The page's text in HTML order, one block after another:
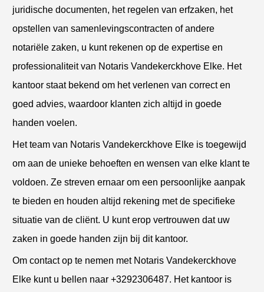
juridische documenten, het regelen van erfzaken, het
opstellen van samenlevingscontracten of andere
notariële zaken, u kunt rekenen op de expertise en
professionaliteit van Notaris Vandekerckhove Elke. Het
kantoor staat bekend om het verlenen van correct en
goed advies, waardoor klanten zich altijd in goede
handen voelen.
Het team van Notaris Vandekerckhove Elke is toegewijd
om aan de unieke behoeften en wensen van elke klant te
voldoen. Ze streven ernaar om een persoonlijke aanpak
te bieden en houden altijd rekening met de specifieke
situatie van de cliënt. U kunt erop vertrouwen dat uw
zaken in goede handen zijn bij dit kantoor.
Om contact op te nemen met Notaris Vandekerckhove
Elke kunt u bellen naar +3292306487. Het kantoor is